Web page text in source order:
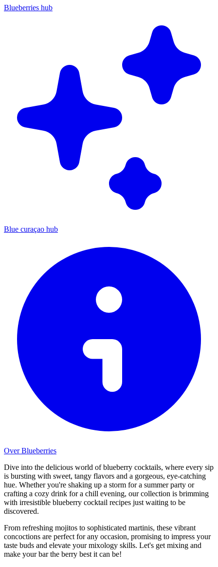
Blueberries hub
Blue curaçao hub
Over Blueberries
Dive into the delicious world of blueberry cocktails, where every sip
is bursting with sweet, tangy flavors and a gorgeous, eye-catching
hue. Whether you're shaking up a storm for a summer party or
crafting a cozy drink for a chill evening, our collection is brimming
with irresistible blueberry cocktail recipes just waiting to be
discovered.
From refreshing mojitos to sophisticated martinis, these vibrant
concoctions are perfect for any occasion, promising to impress your
taste buds and elevate your mixology skills. Let's get mixing and
make your bar the berry best it can be!